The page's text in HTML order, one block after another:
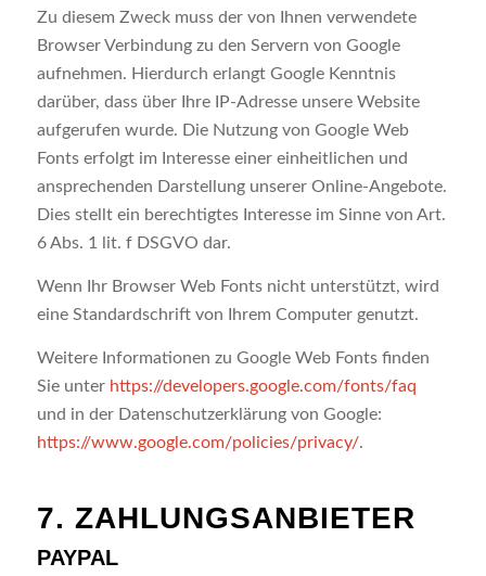
Zu diesem Zweck muss der von Ihnen verwendete
Browser Verbindung zu den Servern von Google
aufnehmen. Hierdurch erlangt Google Kenntnis
darüber, dass über Ihre IP-Adresse unsere Website
aufgerufen wurde. Die Nutzung von Google Web
Fonts erfolgt im Interesse einer einheitlichen und
ansprechenden Darstellung unserer Online-Angebote.
Dies stellt ein berechtigtes Interesse im Sinne von Art.
6 Abs. 1 lit. f DSGVO dar.
Wenn Ihr Browser Web Fonts nicht unterstützt, wird
eine Standardschrift von Ihrem Computer genutzt.
Weitere Informationen zu Google Web Fonts finden
Sie unter https://developers.google.com/fonts/faq
und in der Datenschutzerklärung von Google:
https://www.google.com/policies/privacy/.
7. ZAHLUNGSANBIETER
PAYPAL